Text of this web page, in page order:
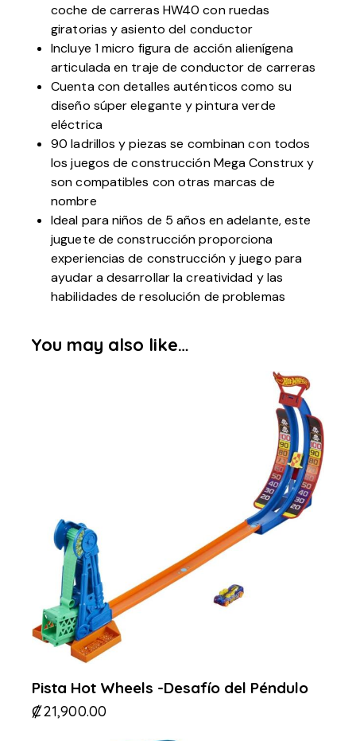
coche de carreras HW40 con ruedas
giratorias y asiento del conductor
Incluye 1 micro figura de acción alienígena
articulada en traje de conductor de carreras
Cuenta con detalles auténticos como su
diseño súper elegante y pintura verde
eléctrica
90 ladrillos y piezas se combinan con todos
los juegos de construcción Mega Construx y
son compatibles con otras marcas de
nombre
Ideal para niños de 5 años en adelante, este
juguete de construcción proporciona
experiencias de construcción y juego para
ayudar a desarrollar la creatividad y las
habilidades de resolución de problemas
You may also like…
Pista Hot Wheels -Desafío del Péndulo
₡21,900.00